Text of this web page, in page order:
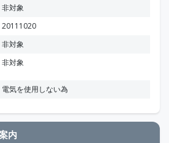
非対象
20111020
非対象
非対象
電気を使用しない為
内